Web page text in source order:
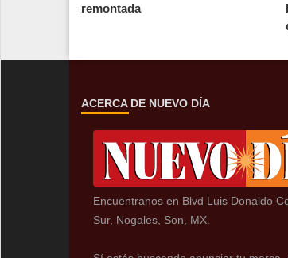
remontada
ACERCA DE NUEVO DÍA
Encuentranos en Blvd Luis Donaldo
Sur, Nogales, Son, MX.